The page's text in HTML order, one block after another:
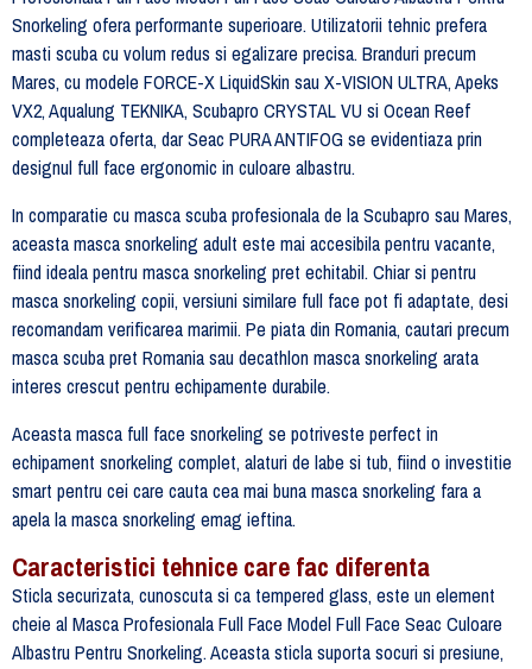
Snorkeling ofera performante superioare. Utilizatorii tehnic prefera
masti scuba cu volum redus si egalizare precisa. Branduri precum
Mares, cu modele FORCE-X LiquidSkin sau X-VISION ULTRA, Apeks
VX2, Aqualung TEKNIKA, Scubapro CRYSTAL VU si Ocean Reef
completeaza oferta, dar Seac PURA ANTIFOG se evidentiaza prin
designul full face ergonomic in culoare albastru.
In comparatie cu masca scuba profesionala de la Scubapro sau Mares,
aceasta masca snorkeling adult este mai accesibila pentru vacante,
fiind ideala pentru masca snorkeling pret echitabil. Chiar si pentru
masca snorkeling copii, versiuni similare full face pot fi adaptate, desi
recomandam verificarea marimii. Pe piata din Romania, cautari precum
masca scuba pret Romania sau decathlon masca snorkeling arata
interes crescut pentru echipamente durabile.
Aceasta masca full face snorkeling se potriveste perfect in
echipament snorkeling complet, alaturi de labe si tub, fiind o investitie
smart pentru cei care cauta cea mai buna masca snorkeling fara a
apela la masca snorkeling emag ieftina.
Caracteristici tehnice care fac diferenta
Sticla securizata, cunoscuta si ca tempered glass, este un element
cheie al Masca Profesionala Full Face Model Full Face Seac Culoare
Albastru Pentru Snorkeling. Aceasta sticla suporta socuri si presiune,